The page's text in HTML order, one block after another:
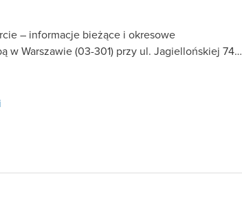
– informacje bieżące i okresowe
w Warszawie (03-301) przy ul. Jagiellońskiej 74…